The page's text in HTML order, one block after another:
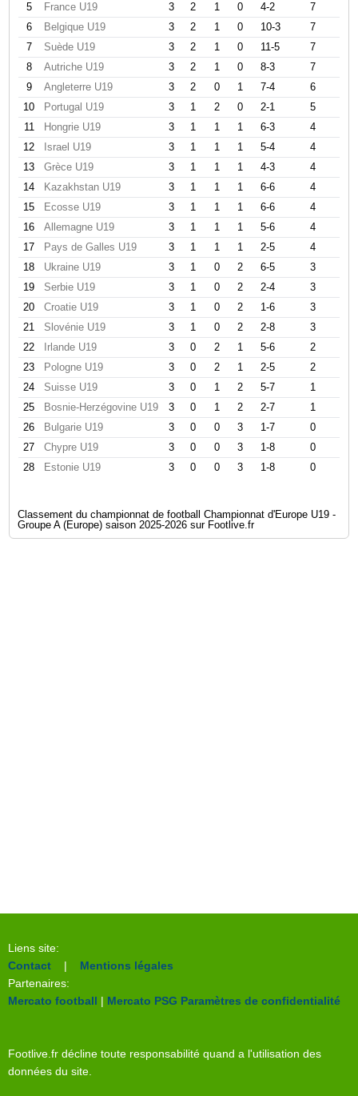
5
France U19 3 2 1 0 4-2
7
6
Belgique U19 3 2 1 0 10-3
7
7
Suède U19 3 2 1 0 11-5
7
8
Autriche U19 3 2 1 0 8-3
7
9
Angleterre U19 3 2 0 1 7-4
6
10
Portugal U19 3 1 2 0 2-1
5
11
Hongrie U19 3 1 1 1 6-3
4
12
Israel U19 3 1 1 1 5-4
4
13
Grèce U19 3 1 1 1 4-3
4
14
Kazakhstan U19 3 1 1 1 6-6
4
15
Ecosse U19 3 1 1 1 6-6
4
16
Allemagne U19 3 1 1 1 5-6
4
17
Pays de Galles U19 3 1 1 1 2-5
4
18
Ukraine U19 3 1 0 2 6-5
3
19
Serbie U19 3 1 0 2 2-4
3
20
Croatie U19 3 1 0 2 1-6
3
21
Slovénie U19 3 1 0 2 2-8
3
22
Irlande U19 3 0 2 1 5-6
2
23
Pologne U19 3 0 2 1 2-5
2
24
Suisse U19 3 0 1 2 5-7
1
25
Bosnie-Herzégovine U19 3 0 1 2 2-7
1
26
Bulgarie U19 3 0 0 3 1-7
0
27
Chypre U19 3 0 0 3 1-8
0
28
Estonie U19 3 0 0 3 1-8 0
Classement du championnat de football Championnat d'Europe U19 -
Groupe A (Europe) saison 2025-2026 sur Footlive.fr
Liens site:
Contact | Mentions légales
Partenaires:
Mercato football | Mercato PSG Paramètres de confidentialité
Footlive.fr décline toute responsabilité quand a l'utilisation des
données du site.